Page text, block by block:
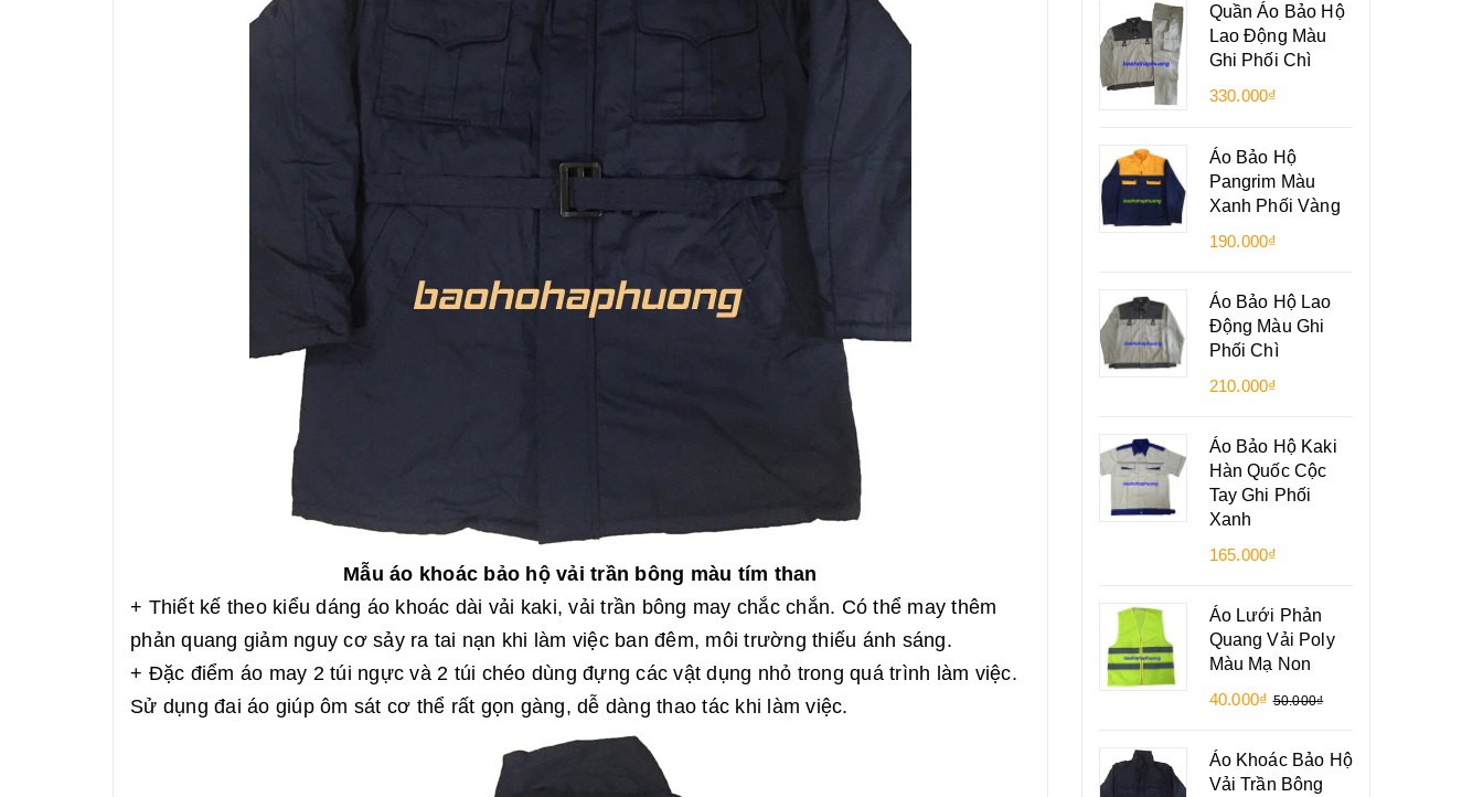
Mẫu áo khoác bảo hộ vải trần bông màu tím than
+ Thiết kế theo kiểu dáng áo khoác dài vải kaki, vải trần bông may chắc chắn. Có thể may thêm
phản quang giảm nguy cơ sảy ra tai nạn khi làm việc ban đêm, môi trường thiếu ánh sáng.
+ Đặc điểm áo may 2 túi ngực và 2 túi chéo dùng đựng các vật dụng nhỏ trong quá trình làm việc.
Sử dụng đai áo giúp ôm sát cơ thể rất gọn gàng, dễ dàng thao tác khi làm việc.
Quần Áo Bảo Hộ
Lao Động Màu
Ghi Phối Chì
330.000₫
Áo Bảo Hộ
Pangrim Màu
Xanh Phối Vàng
190.000₫
Áo Bảo Hộ Lao
Động Màu Ghi
Phối Chì
210.000₫
Áo Bảo Hộ Kaki
Hàn Quốc Cộc
Tay Ghi Phối
Xanh
165.000₫
Áo Lưới Phản
Quang Vải Poly
Màu Mạ Non
40.000₫ 50.000₫
Áo Khoác Bảo Hộ
Vải Trần Bông